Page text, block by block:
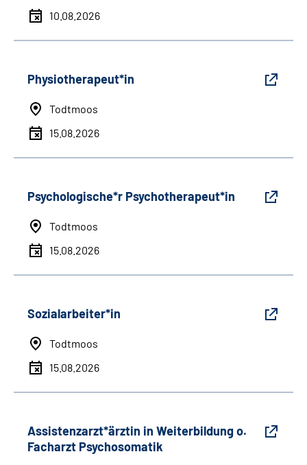
10.08.2026
Physiotherapeut*in
Todtmoos
15.08.2026
Psychologische*r Psychotherapeut*in
Todtmoos
15.08.2026
Sozialarbeiter*in
Todtmoos
15.08.2026
Assistenzarzt*ärztin in Weiterbildung o.
Facharzt Psychosomatik